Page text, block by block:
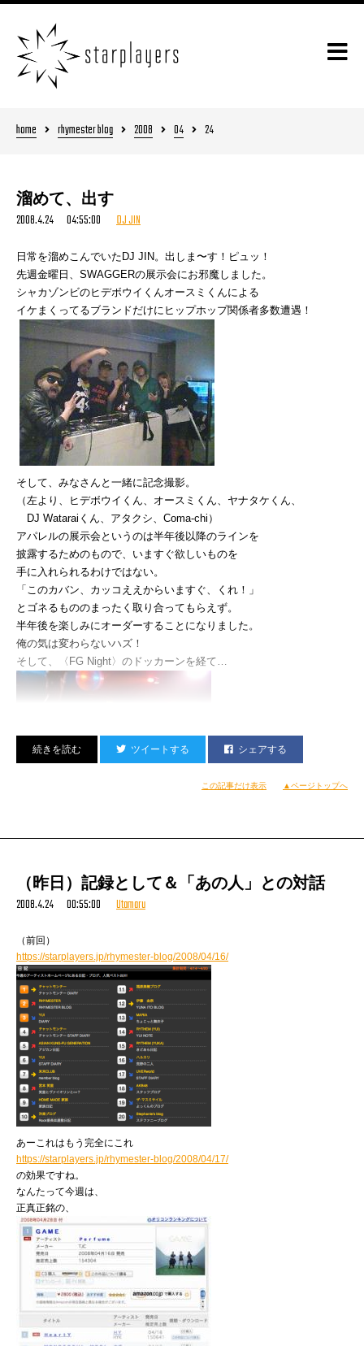
home rhymester blog 2008 04 24
溜めて、出す
2008.4.24 04:55:00 DJ JIN
日常を溜めこんでいたDJ JIN。出しま〜す！ピュッ！
先週金曜日、SWAGGERの展示会にお邪魔しました。
シャカゾンビのヒデボウイくんオースミくんによる
イケまくってるブランドだけにヒップホップ関係者多数遭遇！
そして、みなさんと一緒に記念撮影。
（左より、ヒデボウイくん、オースミくん、ヤナタケくん、
DJ Wataraiくん、アタクシ、Coma-chi）
アパレルの展示会というのは半年後以降のラインを
披露するためのもので、いますぐ欲しいものを
手に入れられるわけではない。
「このカバン、カッコええからいますぐ、くれ！」
とゴネるもののまったく取り合ってもらえず。
半年後を楽しみにオーダーすることになりました。
俺の気は変わらないハズ！
そして、〈FG Night〉のドッカーンを経て…
その名も〈東ヨットスクール〉のみなさんです。
あずまヨットスクール。ひがしヨット、じゃないよ。
（ちなみに写真中央で、イカした80’sなGジャンの
背中を見せているのはアタクシでございやす）
宇都宮のヒップホップ・グループ、時雨（しぐれ）の
でっかいヤツ、東力士（あずまりきし）が
若くて活きのいい地元のMCを束ね、
夏くらいにアルバムをリリースするそうです。
その闘魂注入のためにDJ JINが一曲プロデュース。
全力で取り組んだ力作に仕上がりました。
アルバムが届いたらまた紹介させてくださいね。
ツイートする シェアする
この記事だけ表示 ▲ページトップへ
（昨日）記録として＆「あの人」との対話
2008.4.24 00:55:00 Utamaru
（前回）
https://starplayers.jp/rhymester-blog/2008/04/16/
あーこれはもう完全にこれ
https://starplayers.jp/rhymester-blog/2008/04/17/
の効果ですね。
なんたって今週は、
正真正銘の、